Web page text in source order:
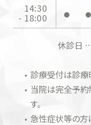
14:30
- 18:00
● ●
休診日
診療受付は診療
当院は完全予約
す。
急性症状等の方